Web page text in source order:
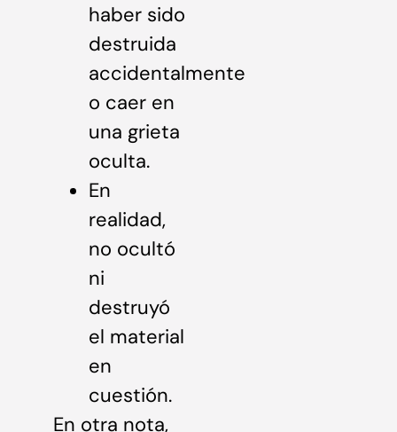
haber sido
destruida
accidentalmente
o caer en
una grieta
oculta.
En
realidad,
no ocultó
ni
destruyó
el material
en
cuestión.
En otra nota,